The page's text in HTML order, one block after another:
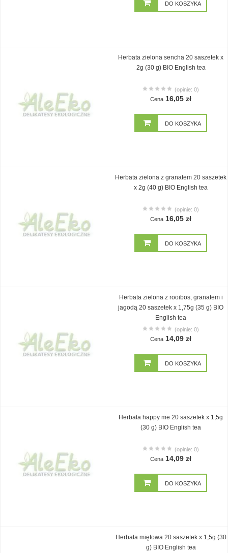
DO KOSZYKA
Herbata zielona sencha 20 saszetek x
2g (30 g) BIO English tea
(opinie: 0)
Cena 16,05 zł
DO KOSZYKA
Herbata zielona z granatem 20 saszetek
x 2g (40 g) BIO English tea
(opinie: 0)
Cena 16,05 zł
DO KOSZYKA
Herbata zielona z rooibos, granatem i
jagodą 20 saszetek x 1,75g (35 g) BIO
English tea
(opinie: 0)
Cena 14,09 zł
DO KOSZYKA
Herbata happy me 20 saszetek x 1,5g
(30 g) BIO English tea
(opinie: 0)
Cena 14,09 zł
DO KOSZYKA
Herbata miętowa 20 saszetek x 1,5g (30
g) BIO English tea